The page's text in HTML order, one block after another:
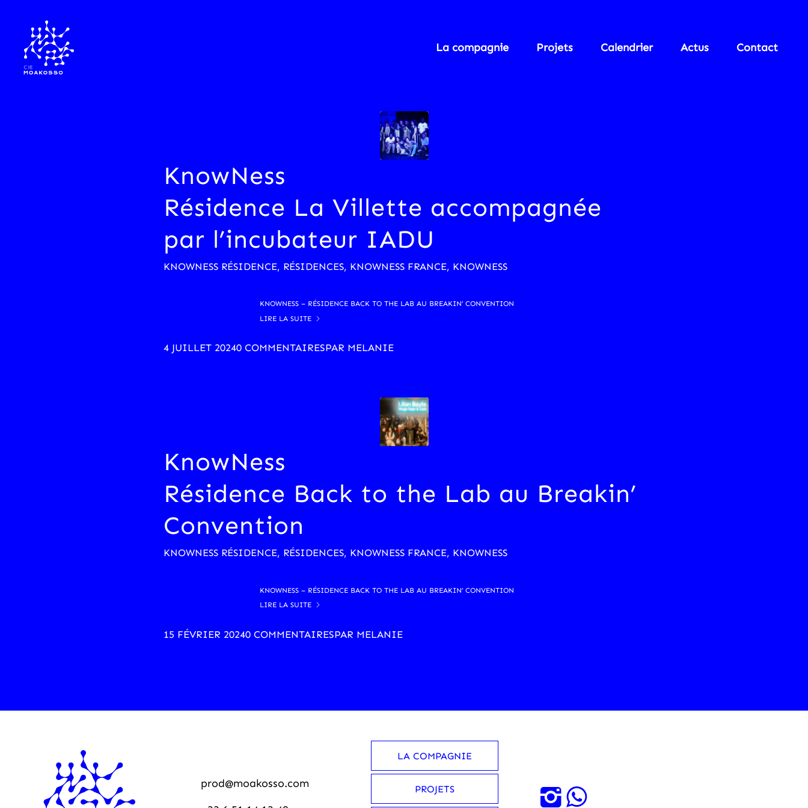
La compagnie Projets Calendrier Actus Contact
KnowNess
Résidence La Villette accompagnée
par l’incubateur IADU
KNOWNESS RÉSIDENCE, RÉSIDENCES, KNOWNESS FRANCE, KNOWNESS
KNOWNESS – RÉSIDENCE BACK TO THE LAB AU BREAKIN’ CONVENTION
LIRE LA SUITE
4 JUILLET 20240 COMMENTAIRESPAR MELANIE
KnowNess
Résidence Back to the Lab au Breakin’
Convention
KNOWNESS RÉSIDENCE, RÉSIDENCES, KNOWNESS FRANCE, KNOWNESS
KNOWNESS – RÉSIDENCE BACK TO THE LAB AU BREAKIN’ CONVENTION
LIRE LA SUITE
15 FÉVRIER 20240 COMMENTAIRESPAR MELANIE
prod@moakosso.com
LA COMPAGNIE
PROJETS